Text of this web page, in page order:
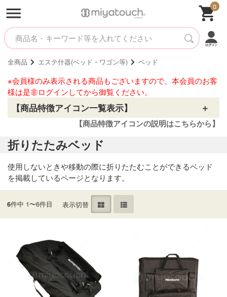
0
全商品 エステ什器(ベッド・ワゴン等) ベッド
※会員様のみ表示される商品もございますので、本会員のお客
様は是非ログインしてから御覧ください。
【商品特徴アイコン一覧表示】
【商品特徴アイコンの説明はこちらから】
折りたたみベッド
使用しないときや移動の際に折りたたむことができるベッド
を掲載しているページとなります。
6件中 1〜6件目 表示切替